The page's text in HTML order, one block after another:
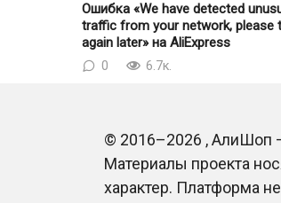
Ошибка «We have detected
traffic from your network, please
again later» на AliExpress
0 6.7к.
© 2016–2026 , АлиШоп
Материалы проекта
характер. Платформа